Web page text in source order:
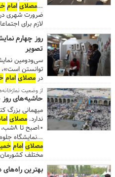
پلیس راهور،
رضایت
مسئولان و
همین امر است.
...مصلایامام
ضرورت شهری در
لازم برای
دستگاه خودرو،
ضلع شمالی و
به ۲
حضور پرشمار
برپا شده در
روز چهارم
تصویر
سی‌ودومین
درمصلایامام
است.
از وضعیت
حاشیه‌های روز
میهمانی بزرگ
ندارد. مصلای
دومین نمایشگاه
زودتر می‌آیند و
...نمایشگاه
مصلایامام
مختلف
مصلی قدم می
سنی کنار
بهترین